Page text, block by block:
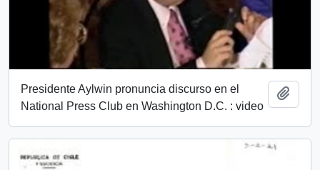
Presidente Aylwin pronuncia discurso en el
National Press Club en Washington D.C. : video